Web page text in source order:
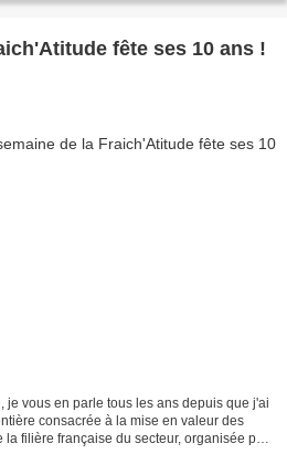
fête ses 10 ans !
je vous en parle tous les ans depuis que j'ai
consacrée à la mise en valeur des
filière française du secteur, organisée par